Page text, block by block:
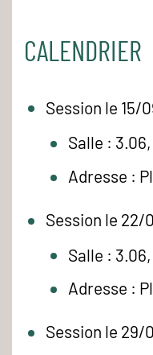
CALENDRIER
Session le 15/
Salle :
Adresse :
Session le 22/
Salle :
Adresse :
Session le 29/